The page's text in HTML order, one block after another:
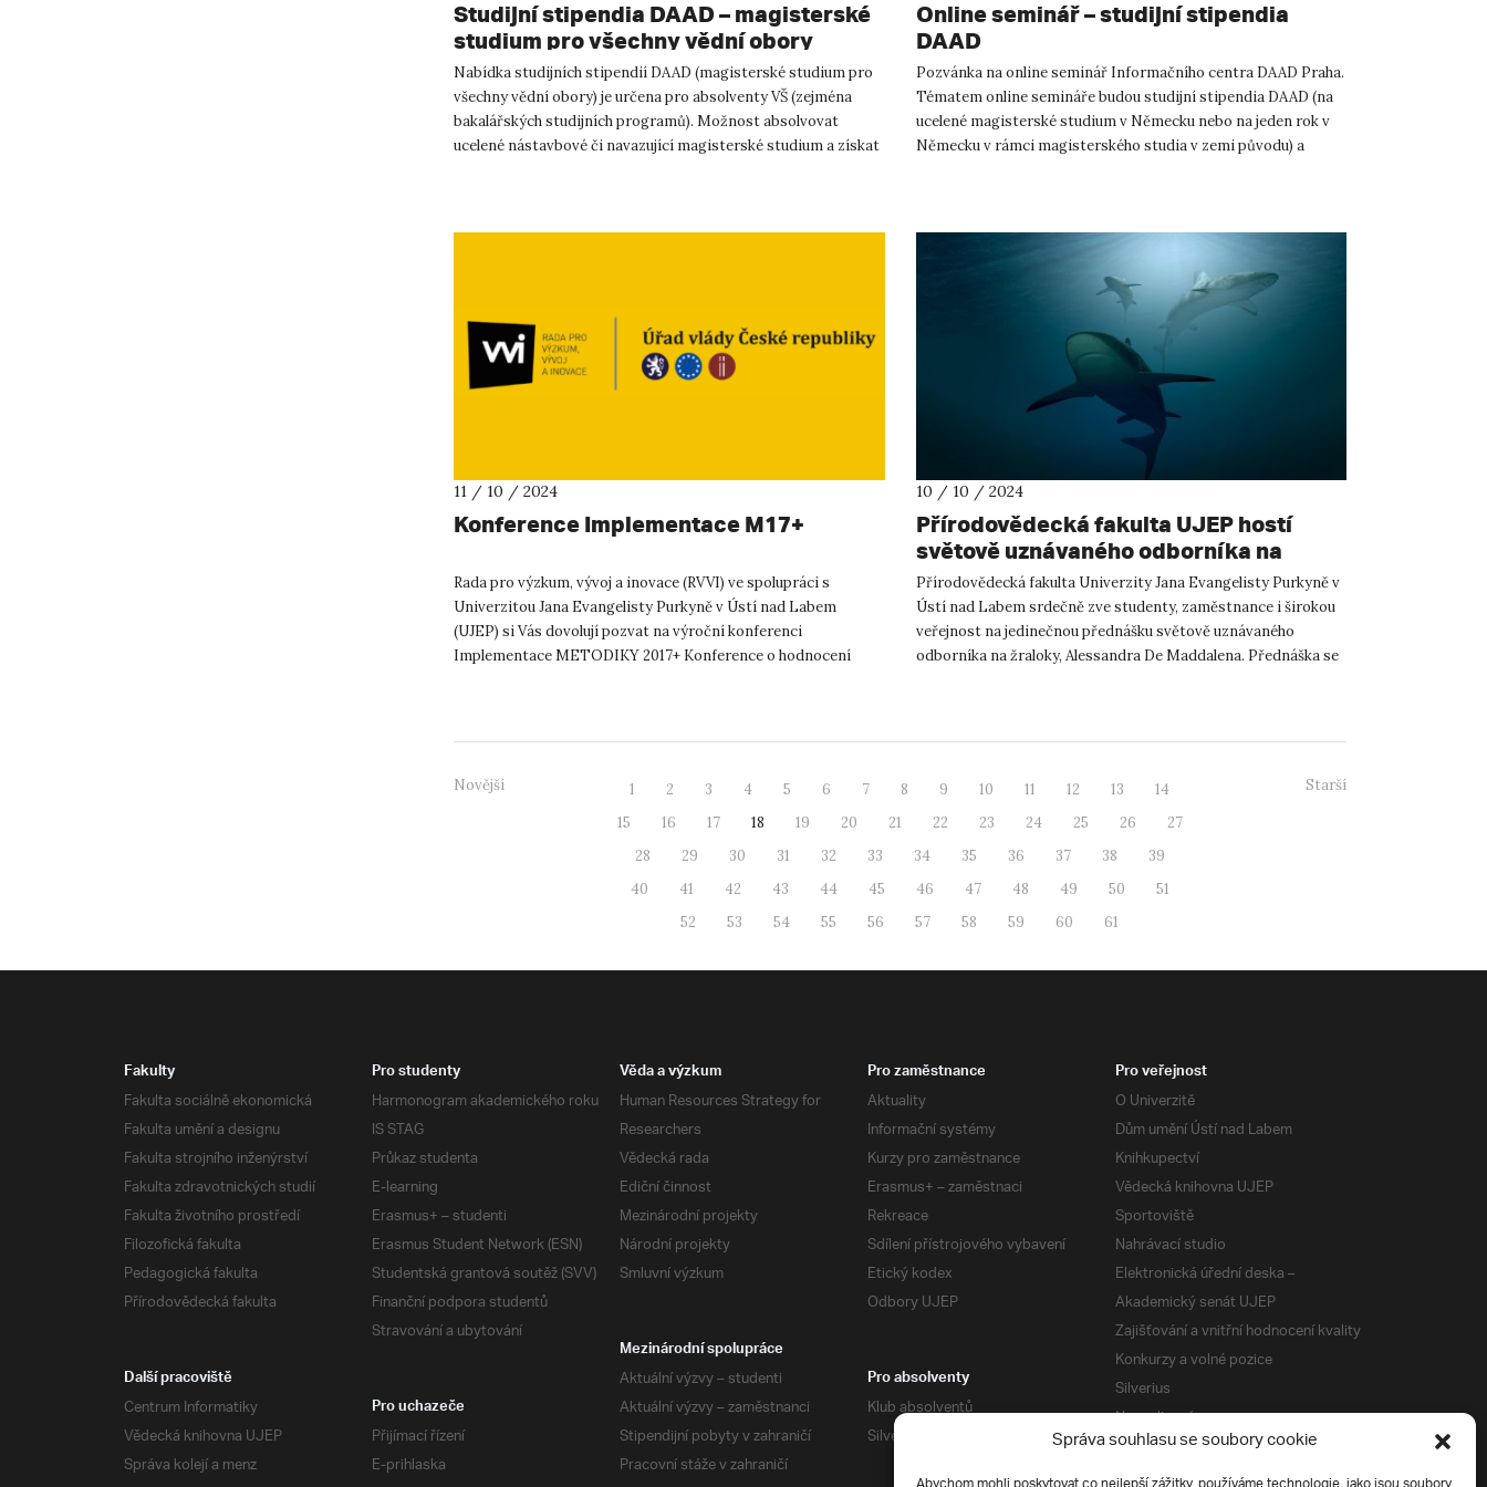
Správa souhlasu se soubory cookie
Studijní stipendia DAAD – magisterské
studium pro všechny vědní obory
Nabídka studijních stipendií DAAD (magisterské studium pro
všechny vědní obory) je určena pro absolventy VŠ (zejména
bakalářských studijních programů). Možnost absolvovat
ucelené nástavbové či navazující magisterské studium a získat
Online seminář – studijní stipendia
DAAD
Pozvánka na online seminář Informačního centra DAAD Praha.
Tématem online semináře budou studijní stipendia DAAD (na
ucelené magisterské studium v Německu nebo na jeden rok v
Německu v rámci magisterského studia v zemi původu) a
11 / 10 / 2024
Konference Implementace M17+
Rada pro výzkum, vývoj a inovace (RVVI) ve spolupráci s
Univerzitou Jana Evangelisty Purkyně v Ústí nad Labem
(UJEP) si Vás dovolují pozvat na výroční konferenci
Implementace METODIKY 2017+ Konference o hodnocení
10 / 10 / 2024
Přírodovědecká fakulta UJEP hostí
světově uznávaného odborníka na
žraloky Alessandra De Maddalena
Přírodovědecká fakulta Univerzity Jana Evangelisty Purkyně v
Ústí nad Labem srdečně zve studenty, zaměstnance i širokou
veřejnost na jedinečnou přednášku světově uznávaného
odborníka na žraloky, Alessandra De Maddalena. Přednáška se
Novější 1 2 3 4 5 6 7 8 9 10 11 12 13
14
15
16 17 18 19 20 21 22 23 24 25 26
27
28
29 30 31 32 33 34 35 36 37 38
39
40
41 42 43 44 45 46 47 48 49 50
51
52
53 54 55 56 57 58 59 60 61
Starší
Fakulty
Fakulta sociálně ekonomická
Fakulta umění a designu
Fakulta strojního inženýrství
Fakulta zdravotnických studií
Fakulta životního prostředí
Filozofická fakulta
Pedagogická fakulta
Přírodovědecká fakulta
Pro studenty
Harmonogram akademického roku
IS STAG
Průkaz studenta
E-learning
Erasmus+ – studenti
Erasmus Student Network (ESN)
Studentská grantová soutěž (SVV)
Finanční podpora studentů
Stravování a ubytování
Věda a výzkum
Human Resources Strategy for
Researchers
Vědecká rada
Ediční činnost
Mezinárodní projekty
Národní projekty
Smluvní výzkum
Pro zaměstnance
Aktuality
Informační systémy
Kurzy pro zaměstnance
Erasmus+ – zaměstnaci
Rekreace
Sdílení přístrojového vybavení
Etický kodex
Odbory UJEP
Pro veřejnost
O Univerzitě
Dům umění Ústí nad Labem
Knihkupectví
Vědecká knihovna UJEP
Sportoviště
Nahrávací studio
Elektronická úřední deska –
Akademický senát UJEP
Zajišťování a vnitřní hodnocení kvality
Konkurzy a volné pozice
Silverius
Napsali o nás
Tiskové zprávy
Mezinárodní spolupráce
Aktuální výzvy – studenti
Aktuální výzvy – zaměstnanci
Stipendijní pobyty v zahraničí
Pracovní stáže v zahraničí
Další pracoviště
Centrum Informatiky
Vědecká knihovna UJEP
Správa kolejí a menz
Pro absolventy
Klub absolventů
Silverius
Pro uchazeče
Přijímací řízení
E-prihlaska